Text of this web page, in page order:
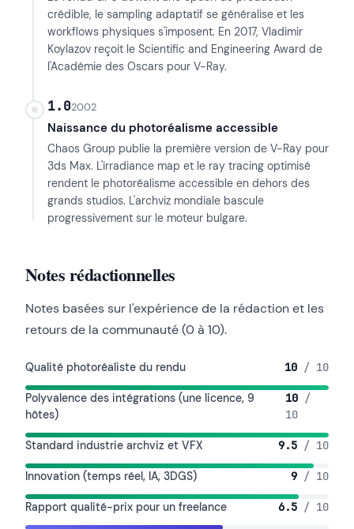
crédible, le sampling adaptatif se généralise et les
workflows physiques s'imposent. En 2017, Vladimir
Koylazov reçoit le Scientific and Engineering Award de
l'Académie des Oscars pour V-Ray.
1.02002
Naissance du photoréalisme accessible
Chaos Group publie la première version de V-Ray pour
3ds Max. L'irradiance map et le ray tracing optimisé
rendent le photoréalisme accessible en dehors des
grands studios. L'archviz mondiale bascule
progressivement sur le moteur bulgare.
Notes rédactionnelles
Notes basées sur l'expérience de la rédaction et les
retours de la communauté (0 à 10).
Qualité photoréaliste du rendu 10 / 10
Polyvalence des intégrations (une licence, 9
hôtes)
10 /
10
Standard industrie archviz et VFX 9.5 / 10
Innovation (temps réel, IA, 3DGS) 9 / 10
Rapport qualité-prix pour un freelance 6.5 / 10